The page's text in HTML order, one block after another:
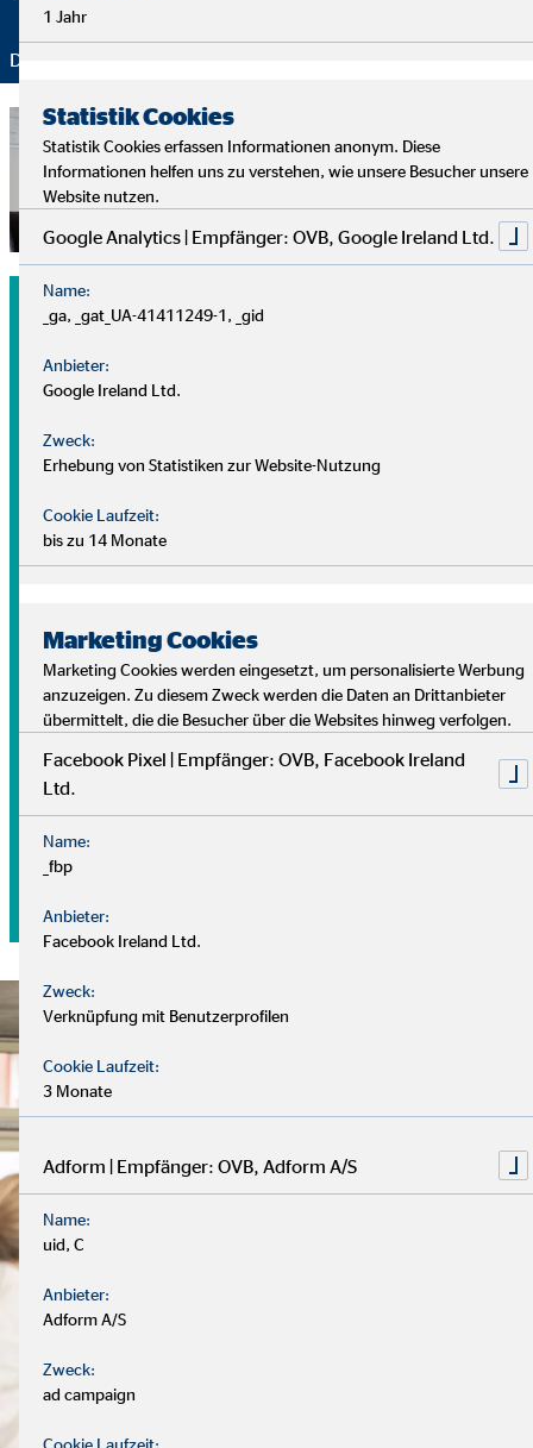
Danke für Ihr Vertrauen – wir bleiben dran!
Freiheit durch optimierte
Haushaltskosten.
Alltagssparen leicht gemacht – mehr finanzielle Freiheit
1 Jahr
Statistik Cookies
Statistik Cookies erfassen Informationen anonym. Diese
Informationen helfen uns zu verstehen, wie unsere Besucher unsere
Website nutzen.
Google Analytics | Empfänger: OVB, Google Ireland Ltd.
Name:
_ga, _gat_UA-41411249-1, _gid
Anbieter:
Google Ireland Ltd.
Zweck:
Erhebung von Statistiken zur Website-Nutzung
Cookie Laufzeit:
bis zu 14 Monate
Marketing Cookies
Marketing Cookies werden eingesetzt, um personalisierte Werbung
anzuzeigen. Zu diesem Zweck werden die Daten an Drittanbieter
übermittelt, die die Besucher über die Websites hinweg verfolgen.
Facebook Pixel | Empfänger: OVB, Facebook Ireland
Ltd.
Name:
_fbp
Anbieter:
Facebook Ireland Ltd.
Zweck:
Verknüpfung mit Benutzerprofilen
Cookie Laufzeit:
3 Monate
Adform | Empfänger: OVB, Adform A/S
Name:
uid, C
Anbieter:
Adform A/S
Zweck:
ad campaign
Cookie Laufzeit: